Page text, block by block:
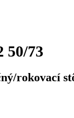
50/73
rokovací